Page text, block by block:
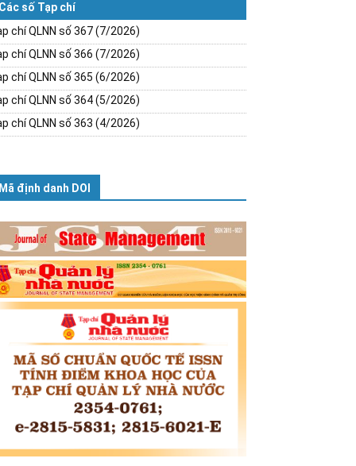
Các số Tạp chí
chí QLNN số 367 (7/2026)
chí QLNN số 366 (7/2026)
chí QLNN số 365 (6/2026)
chí QLNN số 364 (5/2026)
chí QLNN số 363 (4/2026)
Mã định danh DOI